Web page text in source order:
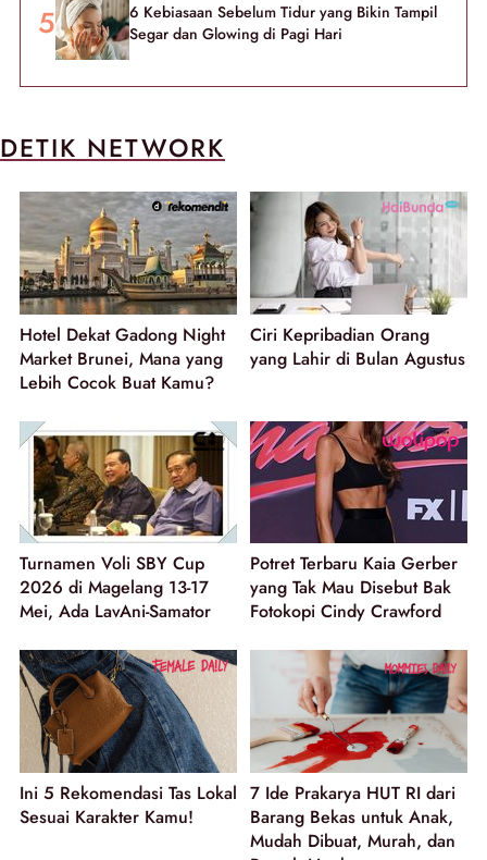
6 Kebiasaan Sebelum Tidur yang Bikin Tampil
Segar dan Glowing di Pagi Hari
DETIK NETWORK
Hotel Dekat Gadong Night
Market Brunei, Mana yang
Lebih Cocok Buat Kamu?
Ciri Kepribadian Orang
yang Lahir di Bulan Agustus
Turnamen Voli SBY Cup
2026 di Magelang 13-17
Mei, Ada LavAni-Samator
Potret Terbaru Kaia Gerber
yang Tak Mau Disebut Bak
Fotokopi Cindy Crawford
Ini 5 Rekomendasi Tas Lokal
Sesuai Karakter Kamu!
7 Ide Prakarya HUT RI dari
Barang Bekas untuk Anak,
Mudah Dibuat, Murah, dan